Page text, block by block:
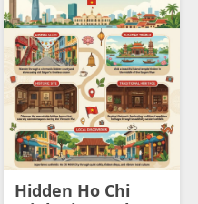
Hidden Ho Chi